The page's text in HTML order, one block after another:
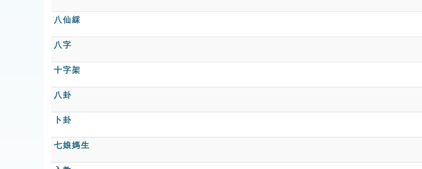
八仙綵
八字
十字架
八卦
卜卦
七娘媽生